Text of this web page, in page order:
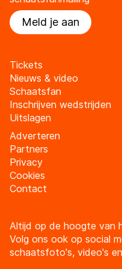
Meld je aan
Tickets
Nieuws & video
Schaatsfan
Inschrijven wedstrijden
Uitslagen
Adverteren
Partners
Privacy
Cookies
Contact
Altijd op de hoogte van
Volg ons ook op social
schaatsfoto's, video's